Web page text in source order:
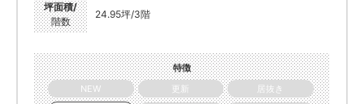
坪面積/
階数
24.95坪/3階
特徴
NEW
更新
居抜き